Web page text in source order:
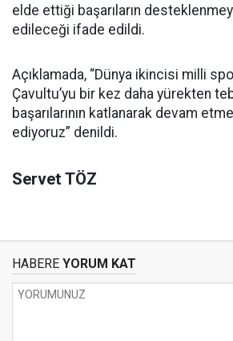
elde ettiği başarıların
edileceği ifade edildi.
Açıklamada, “Dünya ikincisi milli
Çavultu’yu bir kez daha yürekten
başarılarının katlanarak devam
ediyoruz” denildi.
Servet TÖZ
HABERE YORUM KAT